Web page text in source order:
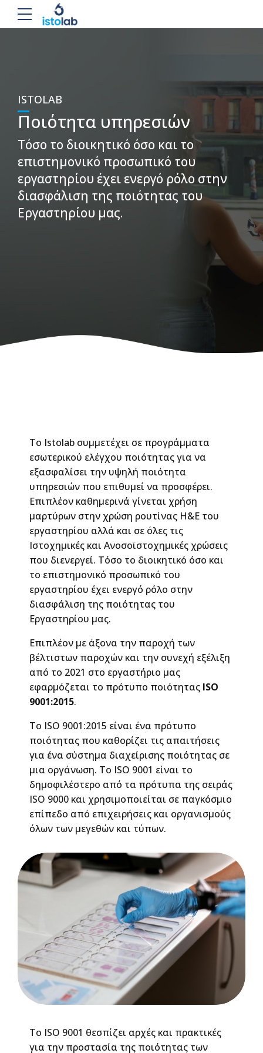
ISTOLAB
Ποιότητα υπηρεσιών
Τόσο το διοικητικό όσο και το
επιστημονικό προσωπικό του
εργαστηρίου έχει ενεργό ρόλο στην
διασφάλιση της ποιότητας του
Εργαστηρίου μας.
Το Istolab συμμετέχει σε προγράμματα
εσωτερικού ελέγχου ποιότητας για να
εξασφαλίσει την υψηλή ποιότητα
υπηρεσιών που επιθυμεί να προσφέρει.
Επιπλέον καθημερινά γίνεται χρήση
μαρτύρων στην χρώση ρουτίνας H&E του
εργαστηρίου αλλά και σε όλες τις
Ιστοχημικές και Ανοσοϊστοχημικές χρώσεις
που διενεργεί. Τόσο το διοικητικό όσο και
το επιστημονικό προσωπικό του
εργαστηρίου έχει ενεργό ρόλο στην
διασφάλιση της ποιότητας του
Εργαστηρίου μας.
Επιπλέον με άξονα την παροχή των
βέλτιστων παροχών και την συνεχή εξέλιξη
από το 2021 στο εργαστήριο μας
εφαρμόζεται το πρότυπο ποιότητας ISO
9001:2015.
Το ISO 9001:2015 είναι ένα πρότυπο
ποιότητας που καθορίζει τις απαιτήσεις
για ένα σύστημα διαχείρισης ποιότητας σε
μια οργάνωση. Το ISO 9001 είναι το
δημοφιλέστερο από τα πρότυπα της σειράς
ISO 9000 και χρησιμοποιείται σε παγκόσμιο
επίπεδο από επιχειρήσεις και οργανισμούς
όλων των μεγεθών και τύπων.
Το ISO 9001 θεσπίζει αρχές και πρακτικές
για την προστασία της ποιότητας των